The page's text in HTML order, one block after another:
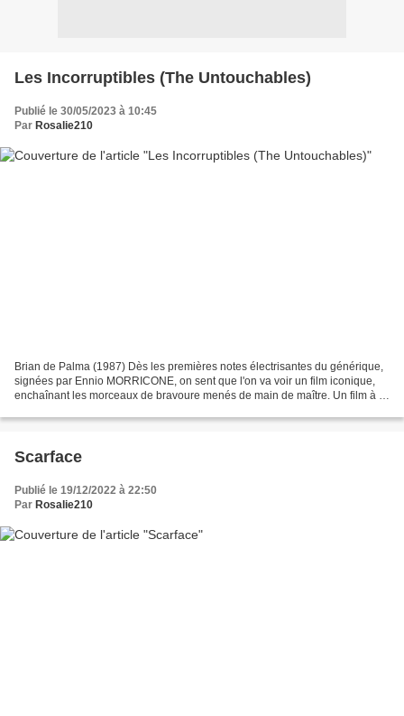
Les Incorruptibles (The Untouchables)
Publié le 30/05/2023 à 10:45
Par Rosalie210
Brian de Palma (1987) Dès les premières notes électrisantes du générique,
signées par Ennio MORRICONE, on sent que l'on va voir un film iconique,
enchaînant les morceaux de bravoure menés de main de maître. Un film à la
Scarface
Publié le 19/12/2022 à 22:50
Par Rosalie210